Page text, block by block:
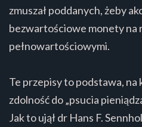
zmuszał poddanych, żeby
bezwartościowe monety na
pełnowartościowymi.
Te przepisy to podstawa,
zdolność do „psucia
Jak to ujął dr Hans F.